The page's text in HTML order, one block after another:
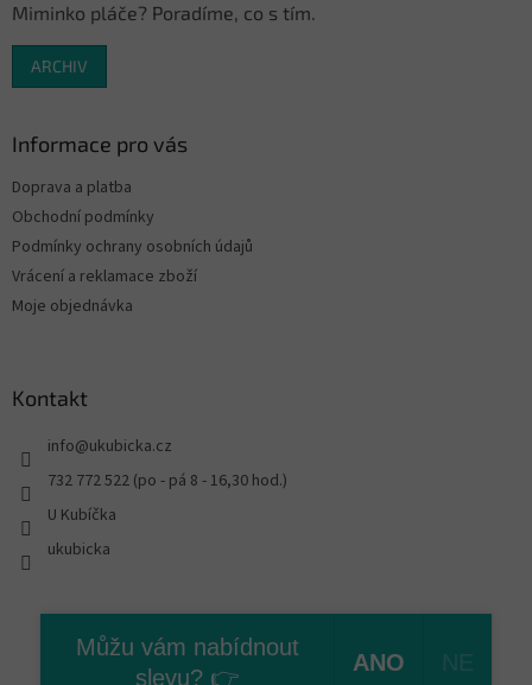
Miminko pláče? Poradíme, co s tím.
ARCHIV
Informace pro vás
Doprava a platba
Obchodní podmínky
Podmínky ochrany osobních údajů
Vrácení a reklamace zboží
Moje objednávka
Kontakt
info@ukubicka.cz
732 772 522 (po - pá 8 - 16,30 hod.)
U Kubíčka
ukubicka
Vytvořil Shoptet
Můžu vám nabídnout
slevu? 👉
ANO NE